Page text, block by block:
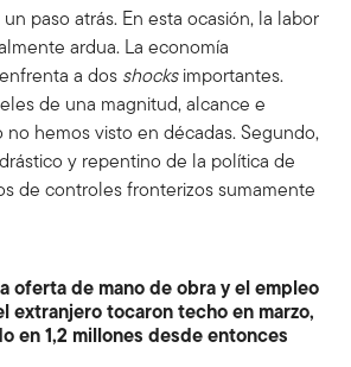
paso atrás. En esta ocasión, la labor
ardua. La economía
a dos shocksimportantes.
de una magnitud, alcance e
hemos visto en décadas. Segundo,
y repentino de la política de
de controles fronterizos sumamente
oferta de mano de obra y el empleo
extranjero tocaron techo en marzo,
en 1,2 millones desde entonces